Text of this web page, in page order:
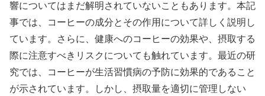
響についてはまだ解明されていないこともあります。本記
事では、コーヒーの成分とその作用について詳しく説明し
ています。さらに、健康へのコーヒーの効果や、摂取する
際に注意すべきリスクについても触れています。最近の研
究では、コーヒーが生活習慣病の予防に効果的であること
が示されています。しかし、摂取量を適切に管理しない